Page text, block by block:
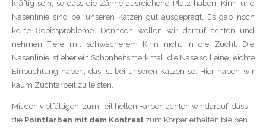
kräftig sein, so dass die Zähne ausreichend Platz haben. Kinn und
Nasenlinie sind bei unseren Katzen gut ausgeprägt. Es gab noch
keine Gebissprobleme. Dennoch wollen wir darauf achten und
nehmen Tiere mit schwächerem Kinn nicht in die Zucht. Die
Nasenlinie ist eher ein Schönheitsmerkmal, die Nase soll eine leichte
Einbuchtung haben, das ist bei unseren Katzen so. Hier haben wir
kaum Zuchtarbeit zu leisten.
Mit den vielfältigen, zum Teil hellen Farben achten wir darauf, dass
diePointfarben mit dem Kontrastzum Körper erhalten bleiben